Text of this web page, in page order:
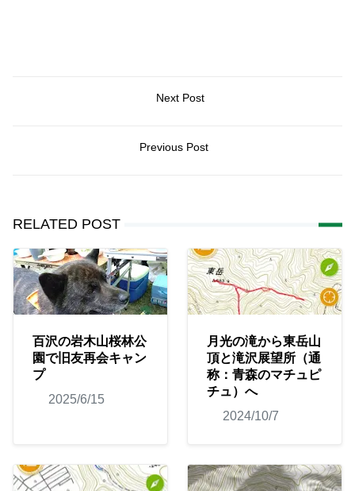
Next Post
Previous Post
RELATED POST
百沢の岩木山桜林公
園で旧友再会キャン
プ
2025/6/15
月光の滝から東岳山
頂と滝沢展望所（通
称：青森のマチュピ
チュ）へ
2024/10/7